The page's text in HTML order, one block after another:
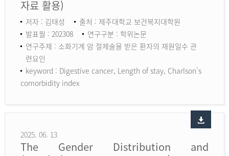
자료 활용)
저자 : 김태성
출처 : 제주대학교 보건복지대학원
발표월 : 202308
연구구분 : 학위논문
연구주제 : 소화기계 암 절제술을 받은 환자의 재원일수 관
련요인
keyword : Digestive cancer, Length of stay, Charlson’s
comorbidity index
2025. 06. 13
The Gender Distribution and